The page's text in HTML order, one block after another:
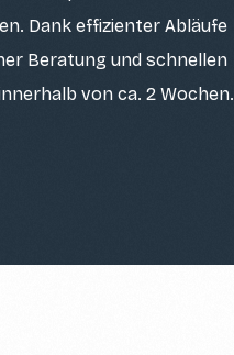
Dank effizienter Abläufe
Beratung und schnellen
von ca. 2 Wochen.